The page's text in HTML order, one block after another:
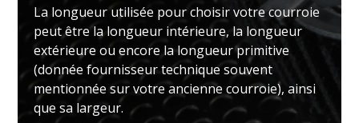
La longueur utilisée pour choisir votre courroie
peut être la longueur intérieure, la longueur
extérieure ou encore la longueur primitive
(donnée fournisseur technique souvent
mentionnée sur votre ancienne courroie), ainsi
que sa largeur.